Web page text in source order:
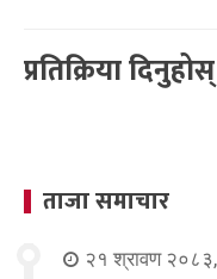
प्रतिक्रिया दिनुहोस्
ताजा समाचार
२१ श्रावण २०८३,